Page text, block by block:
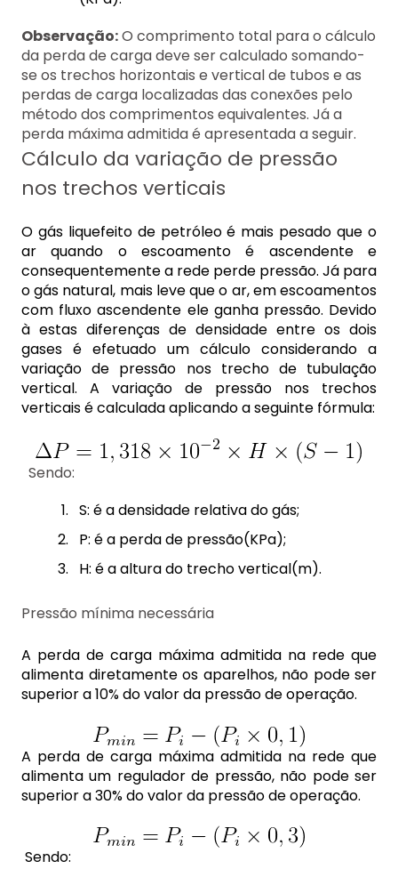
Observação:O comprimento total para o cálculo
da perda de carga deve ser calculado somando-
se os trechos horizontais e vertical de tubos e as
perdas de carga localizadas das conexões pelo
método dos comprimentos equivalentes. Já a
perda máxima admitida é apresentada a seguir.
Cálculo da variação de pressão
nos trechos verticais
O gás liquefeito de petróleo é mais pesado que o
ar quando o escoamento é ascendente e
consequentemente a rede perde pressão. Já para
o gás natural, mais leve que o ar, em escoamentos
com fluxo ascendente ele ganha pressão. Devido
à estas diferenças de densidade entre os dois
gases é efetuado um cálculo considerando a
variação de pressão nos trecho de tubulação
vertical. A variação de pressão nos trechos
verticais é calculada aplicando a seguinte fórmula:
Sendo:
S: é a densidade relativa do gás;
P: é a perda de pressão(KPa);
H: é a altura do trecho vertical(m).
Pressão mínima necessária
A perda de carga máxima admitida na rede que
alimenta diretamente os aparelhos, não pode ser
superior a 10% do valor da pressão de operação.
A perda de carga máxima admitida na rede que
alimenta um regulador de pressão, não pode ser
superior a 30% do valor da pressão de operação.
Sendo: